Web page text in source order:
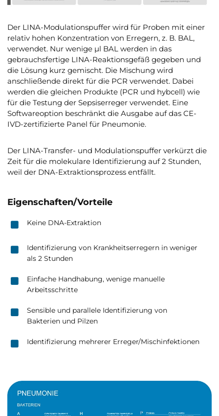
Der LINA-Modulationspuffer wird für Proben mit einer
relativ hohen Konzentration von Erregern, z. B. BAL,
verwendet. Nur wenige µl BAL werden in das
gebrauchsfertige LINA-Reaktionsgefäß gegeben und
die Lösung kurz gemischt. Die Mischung wird
anschließende direkt für die PCR verwendet. Dabei
werden die gleichen Produkte (PCR und hybcell) wie
für die Testung der Sepsiserreger verwendet. Eine
Softwareoption beschränkt die Ausgabe auf das CE-
IVD-zertifizierte Panel für Pneumonie.
Der LINA-Transfer- und Modulationspuffer verkürzt die
Zeit für die molekulare Identifizierung auf 2 Stunden,
weil der DNA-Extraktionsprozess entfällt.
Eigenschaften/Vorteile
Keine DNA-Extraktion
Identifizierung von Krankheitserregern in weniger
als 2 Stunden
Einfache Handhabung, wenige manuelle
Arbeitsschritte
Sensible und parallele Identifizierung von
Bakterien und Pilzen
Identifizierung mehrerer Erreger/Mischinfektionen